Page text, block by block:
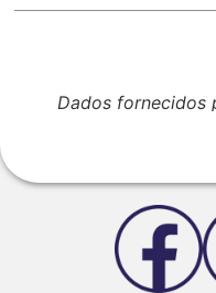
Dados fornecidos